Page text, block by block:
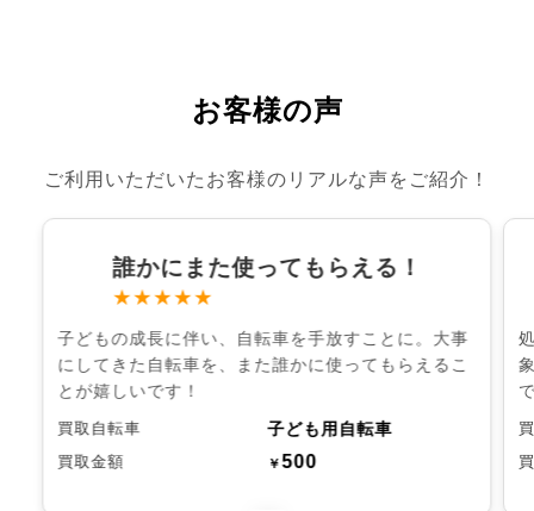
お客様の声
ご利用いただいたお客様のリアルな声をご紹介！
誰かにまた使ってもらえる！
★★★★★
子どもの成長に伴い、自転車を手放すことに。大事
にしてきた自転車を、また誰かに使ってもらえるこ
とが嬉しいです！
買取自転車 子ども用自転車
買取金額 ￥500